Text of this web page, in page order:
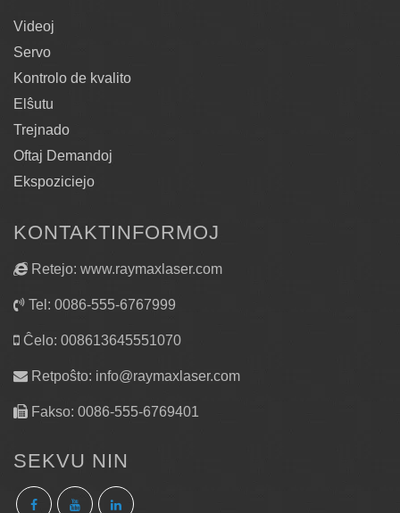
Videoj
Servo
Kontrolo de kvalito
Elŝutu
Trejnado
Oftaj Demandoj
Ekspoziciejo
KONTAKTINFORMOJ
Retejo: www.raymaxlaser.com
Tel: 0086-555-6767999
Ĉelo: 008613645551070
Retpoŝto: info@raymaxlaser.com
Fakso: 0086-555-6769401
SEKVU NIN